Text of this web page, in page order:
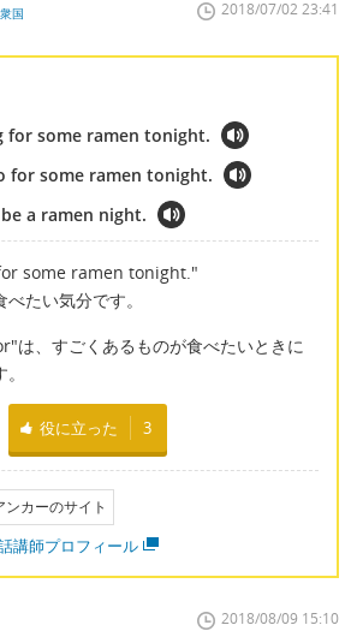
国 2018/07/02 23:41
for some ramen tonight.
for some ramen tonight.
a ramen night.
some ramen tonight."
たい気分です。
は、すごくあるものが食べたいときに
役に立った 3
ンカーのサイト
講師プロフィール
2018/08/09 15:10